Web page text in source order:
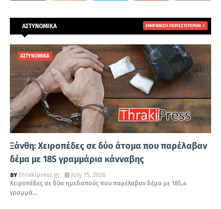
ΑΣΤΥΝΟΜΙΚΑ ΕΜΦΆΝΙΣΗ ΠΕΡΙΣΣΌΤΕΡΩΝ
ΑΣΤΥΝΟΜΙΚΑ
Ξάνθη: Χειροπέδες σε δύο άτομα που παρέλαβαν
δέμα με 185 γραμμάρια κάνναβης
thrakipress.gr
July 15, 2026
Χειροπέδες σε δύο ημεδαπούς που παρέλαβαν δέμα με 185,4
γραμμά…